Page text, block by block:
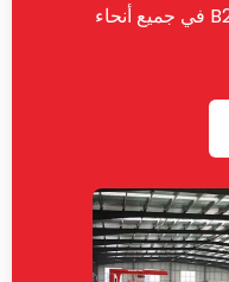
فعالة من حيث التكلفة لعملاء B2B في جميع أنحاء